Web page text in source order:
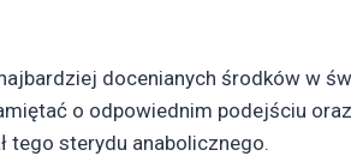
docenianych środków w
o odpowiednim podejściu
tego sterydu anabolicznego.